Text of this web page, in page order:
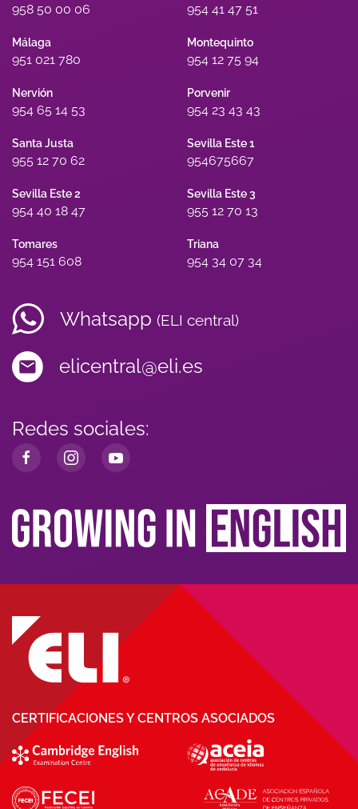
958 50 00 06 954 41 47 51
Málaga
951 021 780
Montequinto
954 12 75 94
Nervión
954 65 14 53
Porvenir
954 23 43 43
Santa Justa
955 12 70 62
Sevilla Este 1
954675667
Sevilla Este 2
954 40 18 47
Sevilla Este 3
955 12 70 13
Tomares
954 151 608
Triana
954 34 07 34
Whatsapp (ELI central)
elicentral@eli.es
Redes sociales:
CERTIFICACIONES Y CENTROS ASOCIADOS